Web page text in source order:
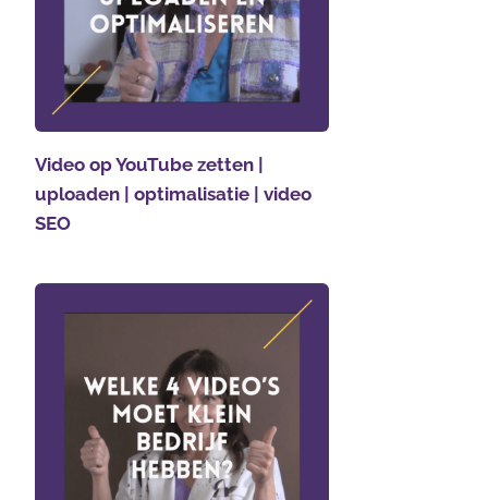
Video op YouTube zetten |
uploaden | optimalisatie | video
SEO